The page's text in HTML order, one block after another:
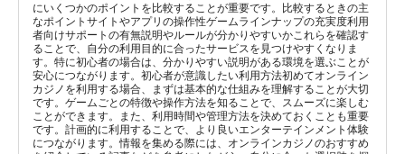
にいくつかのポイントを比較することが重要です。比較するときの主
なポイントサイトやアプリの操作性ゲームラインナップの充実度利用
者向けサポートの有無説明やルールが分かりやすいかこれらを確認す
ることで、自分の利用目的に合ったサービスを見つけやすくなりま
す。特に初心者の場合は、分かりやすい説明がある環境を選ぶことが
安心につながります。初心者が意識したい利用方法初めてオンライン
カジノを利用する場合、まずは基本的な仕組みを理解することが大切
です。ゲームごとの特徴や操作方法を知ることで、スムーズに楽しむ
ことができます。また、利用時間や管理方法を決めておくことも重要
です。計画的に利用することで、より良いエンターテインメント体験
につながります。情報を集める際には、オンラインカジノのおすすめ